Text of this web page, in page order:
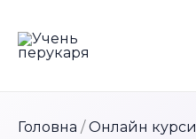
до
вмісту
Розпродаж!
Головна /Онлайн курси